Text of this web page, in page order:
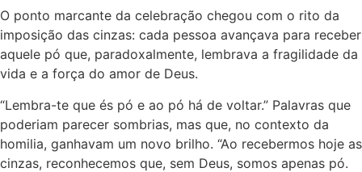
O ponto marcante da celebração chegou com o rito da
imposição das cinzas: cada pessoa avançava para receber
aquele pó que, paradoxalmente, lembrava a fragilidade da
vida e a força do amor de Deus.
“Lembra-te que és pó e ao pó há de voltar.” Palavras que
poderiam parecer sombrias, mas que, no contexto da
homilia, ganhavam um novo brilho. “Ao recebermos hoje as
cinzas, reconhecemos que, sem Deus, somos apenas pó.